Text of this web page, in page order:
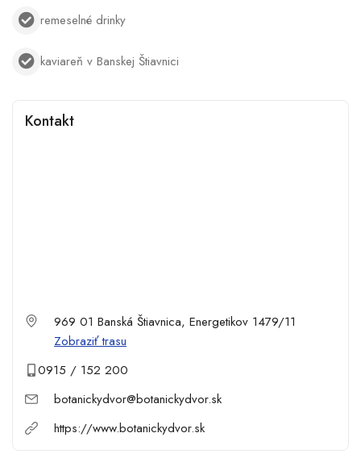
remeselné drinky
kaviareň v Banskej Štiavnici
Kontakt
969 01 Banská Štiavnica, Energetikov 1479/11
Zobraziť trasu
0915 / 152 200
botanickydvor@botanickydvor.sk
https://www.botanickydvor.sk